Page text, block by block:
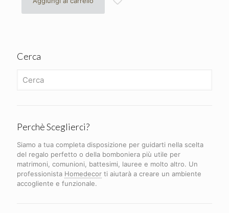
Cerca
Perchè Sceglierci?
Siamo a tua completa disposizione per guidarti nella scelta
del regalo perfetto o della bomboniera più utile per
matrimoni, comunioni, battesimi, lauree e molto altro. Un
professionista Homedecor ti aiutarà a creare un ambiente
accogliente e funzionale.